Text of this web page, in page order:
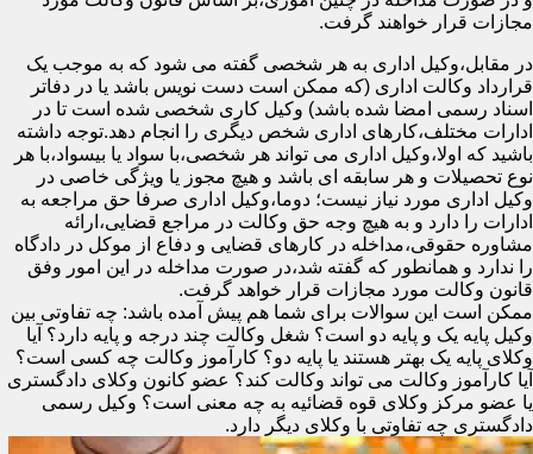
مجازات قرار خواهند گرفت.
در مقابل،وکیل اداری به هر شخصی گفته می شود که به موجب یک
قرارداد وکالت اداری (که ممکن است دست نویس باشد یا در دفاتر
اسناد رسمی امضا شده باشد) وکیل کاری شخصی شده است تا در
ادارات مختلف،کارهای اداری شخص دیگری را انجام دهد.توجه داشته
باشید که اولا،وکیل اداری می تواند هر شخصی،با سواد یا بیسواد،با هر
نوع تحصیلات و هر سابقه ای باشد و هیچ مجوز یا ویژگی خاصی در
وکیل اداری مورد نیاز نیست؛ دوما،وکیل اداری صرفا حق مراجعه به
ادارات را دارد و به هیچ وجه حق وکالت در مراجع قضایی،ارائه
مشاوره حقوقی،مداخله در کارهای قضایی و دفاع از موکل در دادگاه
را ندارد و همانطور که گفته شد،در صورت مداخله در این امور وفق
قانون وکالت مورد مجازات قرار خواهد گرفت.
ممکن است این سوالات برای شما هم پیش آمده باشد: چه تفاوتی بین
وکیل پایه یک و پایه دو است؟ شغل وکالت چند درجه و پایه دارد؟ آیا
وکلای پایه یک بهتر هستند یا پایه دو؟ کارآموز وکالت چه کسی است؟
آیا کارآموز وکالت می تواند وکالت کند؟ عضو کانون وکلای دادگستری
یا عضو مرکز وکلای قوه قضائیه به چه معنی است؟ وکیل رسمی
دادگستری چه تفاوتی با وکلای دیگر دارد.